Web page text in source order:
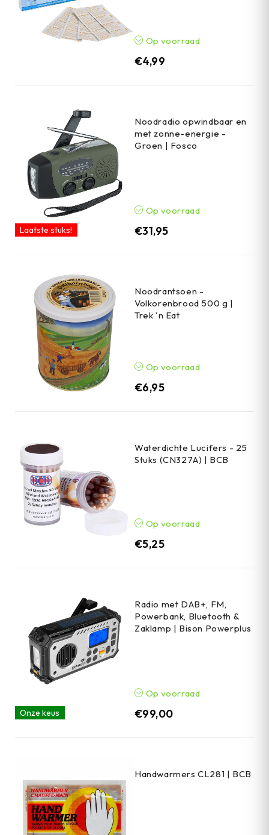
Op voorraad
€4,99
Laatste stuks!
Noodradio opwindbaar en
met zonne-energie -
Groen | Fosco
Op voorraad
€31,95
Noodrantsoen -
Volkorenbrood 500 g |
Trek 'n Eat
Op voorraad
€6,95
Waterdichte Lucifers - 25
Stuks (CN327A) | BCB
Op voorraad
€5,25
Onze keus
Radio met DAB+, FM,
Powerbank, Bluetooth &
Zaklamp | Bison Powerplus
Op voorraad
€99,00
Handwarmers CL281 | BCB